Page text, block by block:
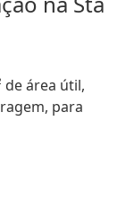
de área útil,
para